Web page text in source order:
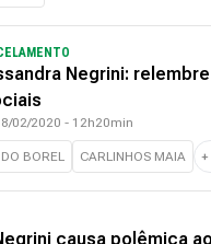
Negrini:
02/2020 - 12h20min
BOREL CARLINHOS MAIA +
causa polêmica